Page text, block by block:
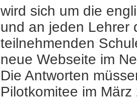
wird sich um die
und an jeden Lehrer
teilnehmenden
neue Webseite im
Die Antworten
Pilotkomitee im